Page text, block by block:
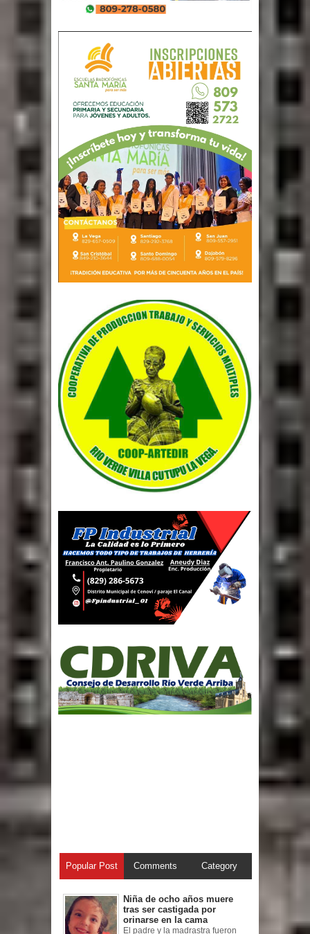
Popular Post Comments Category
Niña de ocho años muere
tras ser castigada por
orinarse en la cama
El padre y la madrastra fueron